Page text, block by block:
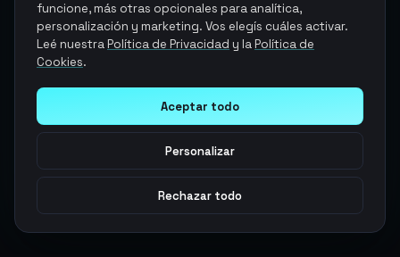
funcione, más otras opcionales para analítica,
personalización y marketing. Vos elegís cuáles activar.
Leé nuestraPolítica de Privacidad y laPolítica de
Cookies.
Aceptar todo
Personalizar
Rechazar todo